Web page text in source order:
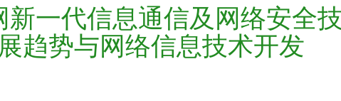
新一代信息通信及网络安全
展趋势与网络信息技术开发